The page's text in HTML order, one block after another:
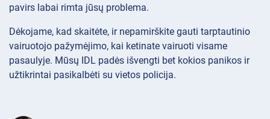
pavirs labai rimta jūsų problema.
Dėkojame, kad skaitėte, ir nepamirškite gauti tarptautinio
vairuotojo pažymėjimo, kai ketinate vairuoti visame
pasaulyje. Mūsų IDL padės išvengti bet kokios panikos ir
užtikrintai pasikalbėti su vietos policija.